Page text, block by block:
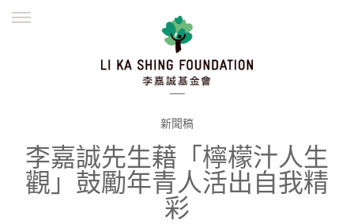
並肩同行
繁體
新聞稿
李嘉誠先生藉「檸檬汁人生
觀」鼓勵年青人活出自我精
彩